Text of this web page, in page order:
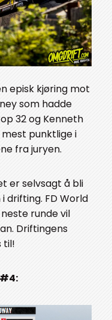
episk kjøring mot
som hadde
32 og Kenneth
mest punktlige i
fra juryen.
er selvsagt å bli
drifting. FD World
runde vil
Driftingens
til!